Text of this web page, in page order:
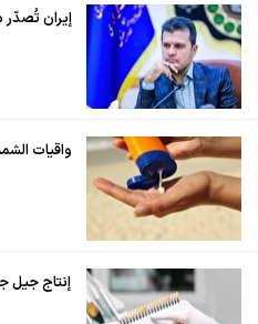
إيران تُصدّر
واقيات الشمس
إنتاج جيل